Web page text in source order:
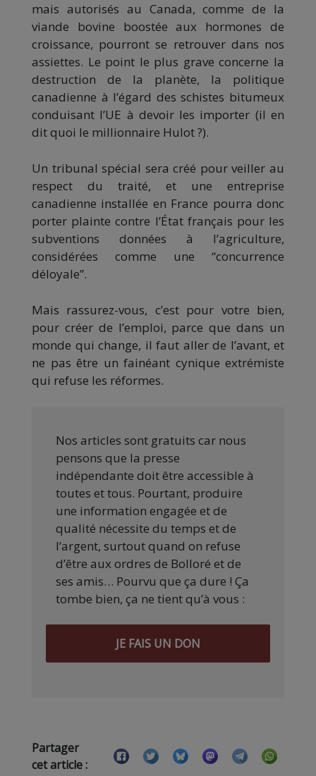
mais autorisés au Canada, comme de la
viande bovine boostée aux hormones de
croissance, pourront se retrouver dans nos
assiettes. Le point le plus grave concerne la
destruction de la planète, la politique
canadienne à l’égard des schistes bitumeux
conduisant l’UE à devoir les importer (il en
dit quoi le millionnaire Hulot ?).
Un tribunal spécial sera créé pour veiller au
respect du traité, et une entreprise
canadienne installée en France pourra donc
porter plainte contre l’État français pour les
subventions données à l’agriculture,
considérées comme une “concurrence
déloyale”.
Mais rassurez-vous, c’est pour votre bien,
pour créer de l’emploi, parce que dans un
monde qui change, il faut aller de l’avant, et
ne pas être un fainéant cynique extrémiste
qui refuse les réformes.
Nos articles sont gratuits car nous
pensons que la presse
indépendante doit être accessible à
toutes et tous. Pourtant, produire
une information engagée et de
qualité nécessite du temps et de
l’argent, surtout quand on refuse
d’être aux ordres de Bolloré et de
ses amis… Pourvu que ça dure ! Ça
tombe bien, ça ne tient qu’à vous :
JE FAIS UN DON
Partager
cet article :